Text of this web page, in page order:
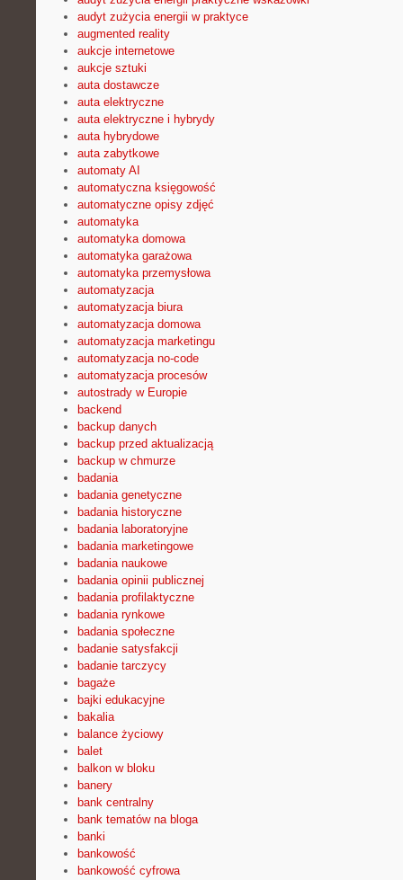
audyt zużycia energii w praktyce
augmented reality
aukcje internetowe
aukcje sztuki
auta dostawcze
auta elektryczne
auta elektryczne i hybrydy
auta hybrydowe
auta zabytkowe
automaty AI
automatyczna księgowość
automatyczne opisy zdjęć
automatyka
automatyka domowa
automatyka garażowa
automatyka przemysłowa
automatyzacja
automatyzacja biura
automatyzacja domowa
automatyzacja marketingu
automatyzacja no-code
automatyzacja procesów
autostrady w Europie
backend
backup danych
backup przed aktualizacją
backup w chmurze
badania
badania genetyczne
badania historyczne
badania laboratoryjne
badania marketingowe
badania naukowe
badania opinii publicznej
badania profilaktyczne
badania rynkowe
badania społeczne
badanie satysfakcji
badanie tarczycy
bagaże
bajki edukacyjne
bakalia
balance życiowy
balet
balkon w bloku
banery
bank centralny
bank tematów na bloga
banki
bankowość
bankowość cyfrowa